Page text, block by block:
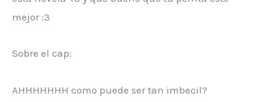
mejor :3
Sobre el cap:
AHHHHHHH como puede ser tan imbecil?